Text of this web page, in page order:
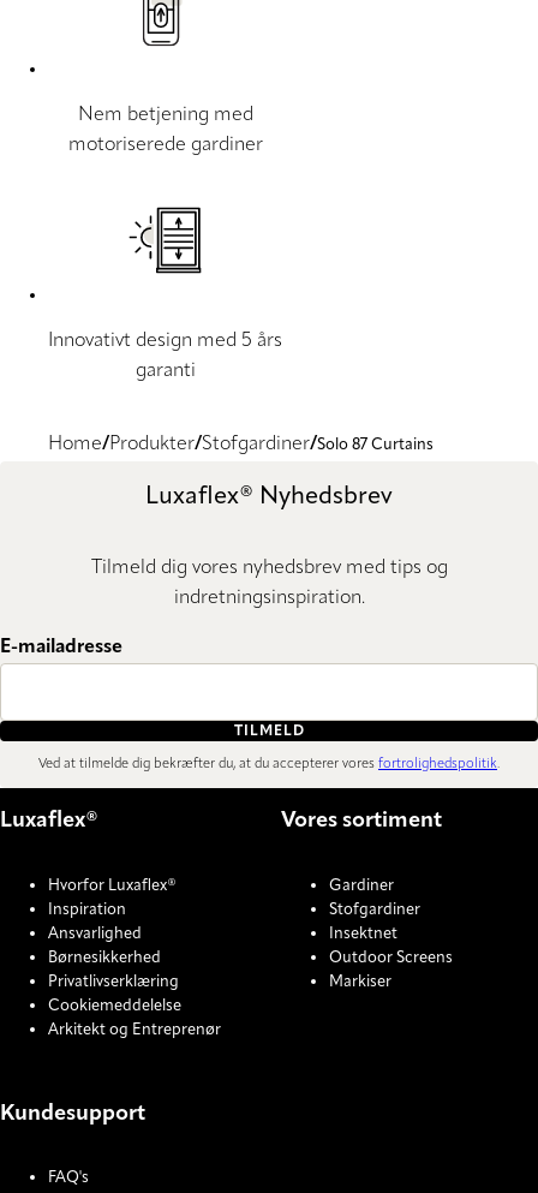
Nem betjening med
motoriserede gardiner
Innovativt design med 5 års
garanti
Home Produkter Stofgardiner Solo 87 Curtains
Luxaflex® Nyhedsbrev
Tilmeld dig vores nyhedsbrev med tips og
indretningsinspiration.
E-mailadresse
TILMELD
Ved at tilmelde dig bekræfter du, at du accepterer vores fortrolighedspolitik.
Luxaflex®
Hvorfor Luxaflex®
Inspiration
Ansvarlighed
Børnesikkerhed
Privatlivserklæring
Cookiemeddelelse
Arkitekt og Entreprenør
Vores sortiment
Gardiner
Stofgardiner
Insektnet
Outdoor Screens
Markiser
Kundesupport
FAQ's